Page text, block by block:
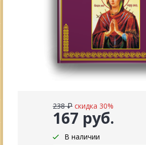
167 руб.
238 ₽ скидка 30%
В наличии